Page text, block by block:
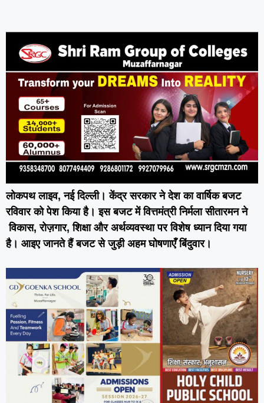
लोकपथ लाइव, नई दिल्ली। केंद्र सरकार ने देश का वार्षिक बजट
रविवार को पेश किया है। इस बजट में वित्तमंत्री निर्मला सीतारमन ने
विकास, रोज़गार, शिक्षा और अर्थव्यवस्था पर विशेष ध्यान दिया गया
है। आइए जानते हैं बजट से जुड़ी अहम घोषणाएँ बिंदुवार।